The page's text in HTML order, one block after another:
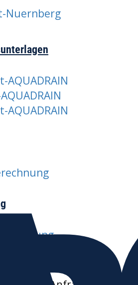
Nuernberg
AQUADRAIN
AQUADRAIN
Verlegung
und